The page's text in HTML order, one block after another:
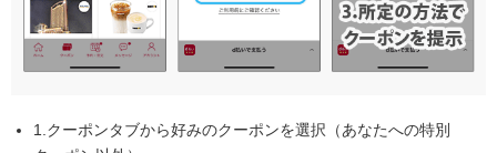
1.クーポンタブから好みのクーポンを選択（あなたへの特別